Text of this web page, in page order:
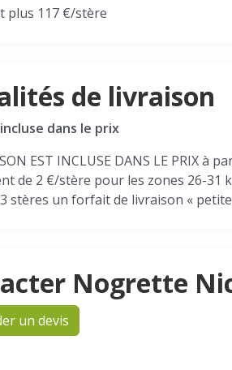
plus 117 €/stère
de livraison
dans le prix
EST INCLUSE DANS LE PRIX
de 2 €/stère pour les zones 26-31
stères un forfait de livraison «
Nogrette
un devis